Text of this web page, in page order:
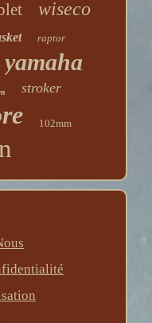
wiseco
raptor
yamaha
stroker
102mm